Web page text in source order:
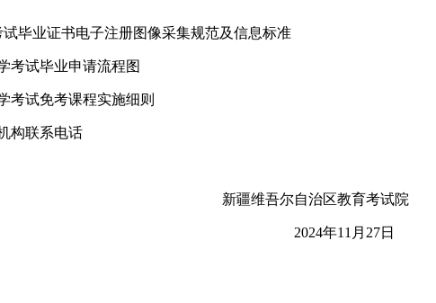
毕业证书电子注册图像采集规范及信息标准
试毕业申请流程图
试免考课程实施细则
构联系电话
新疆维吾尔自治区教育考试院
2024年11月27日